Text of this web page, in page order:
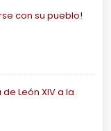
con su pueblo!
León XIV a la